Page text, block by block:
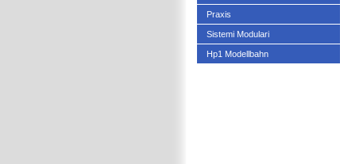
Praxis
Sistemi Modulari
Hp1 Modellbahn